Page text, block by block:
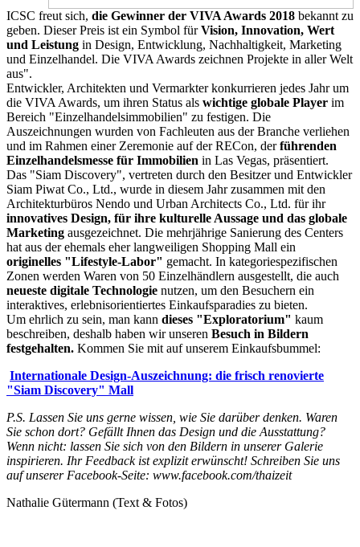
ICSC freut sich, die Gewinner der VIVA Awards 2018 bekannt zu
geben. Dieser Preis ist ein Symbol fürVision, Innovation, Wert
und Leistung in Design, Entwicklung, Nachhaltigkeit, Marketing
und Einzelhandel. Die VIVA Awards zeichnen Projekte in aller Welt
aus".
Entwickler, Architekten und Vermarkter konkurrieren jedes Jahr um
die VIVA Awards, um ihren Status als wichtige globale Player im
Bereich "Einzelhandelsimmobilien" zu festigen. Die
Auszeichnungen wurden von Fachleuten aus der Branche verliehen
und im Rahmen einer Zeremonie auf der RECon, derführenden
Einzelhandelsmesse für Immobilien in Las Vegas, präsentiert.
Das "Siam Discovery", vertreten durch den Besitzer und Entwickler
Siam Piwat Co., Ltd., wurde in diesem Jahr zusammen mit den
Architekturbüros Nendo und Urban Architects Co., Ltd. für ihr
innovatives Design, für ihre kulturelle Aussage und das globale
Marketing ausgezeichnet. Die mehrjährige Sanierung des Centers
hat aus der ehemals eher langweiligen Shopping Mall ein
originelles "Lifestyle-Labor" gemacht. In kategoriespezifischen
Zonen werden Waren von 50 Einzelhändlern ausgestellt, die auch
neueste digitale Technologie nutzen, um den Besuchern ein
interaktives, erlebnisorientiertes Einkaufsparadies zu bieten.
Um ehrlich zu sein, man kann dieses "Exploratorium" kaum
beschreiben, deshalb haben wir unseren Besuch in Bildern
festgehalten. Kommen Sie mit auf unserem Einkaufsbummel:
Internationale Design-Auszeichnung: die frisch renovierte
"Siam Discovery" Mall
P.S. Lassen Sie uns gerne wissen, wie Sie darüber denken. Waren
Sie schon dort? Gefällt Ihnen das Design und die Ausstattung?
Wenn nicht: lassen Sie sich von den Bildern in unserer Galerie
inspirieren. Ihr Feedback ist explizit erwünscht! Schreiben Sie uns
auf unserer Facebook-Seite: www.facebook.com/thaizeit
Nathalie Gütermann (Text & Fotos)